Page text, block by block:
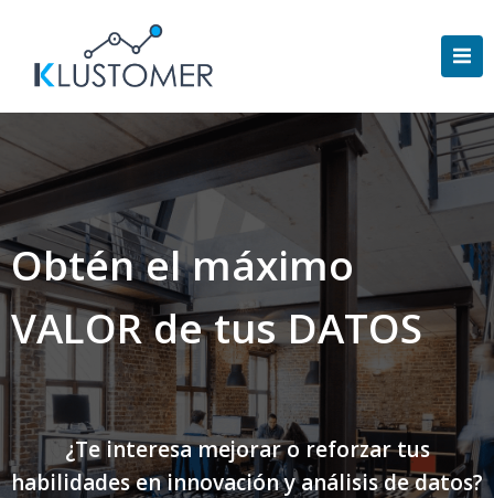
Obtén el máximo
VALOR de tus DATOS
¿Te interesa mejorar o reforzar tus
habilidades en innovación y análisis de datos?